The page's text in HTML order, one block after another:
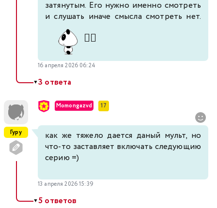
затянутым. Его нужно именно смотреть
и слушать иначе смысла смотреть нет.
🤷‍♂️
16 апреля 2026 06:24
▼3 ответа
Гуру
Momongazvd 17
как же тяжело дается даный мульт, но
что-то заставляет включать следующию
серию =)
13 апреля 2026 15:39
▼5 ответов